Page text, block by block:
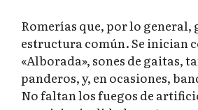
Romerías que, por lo general,
estructura común. Se inician
«Alborada», sones de gaitas,
panderos, y, en ocasiones,
No faltan los fuegos de